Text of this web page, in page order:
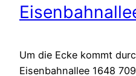
Um die Ecke kommt
Eisenbahnallee 1648